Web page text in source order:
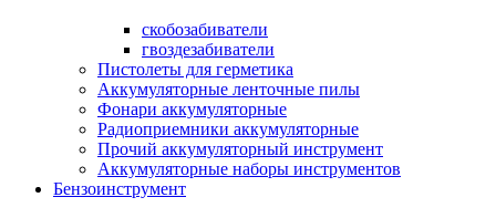
скобозабиватели
гвоздезабиватели
Пистолеты для герметика
Аккумуляторные ленточные пилы
Фонари аккумуляторные
Радиоприемники аккумуляторные
Прочий аккумуляторный инструмент
Аккумуляторные наборы инструментов
Бензоинструмент